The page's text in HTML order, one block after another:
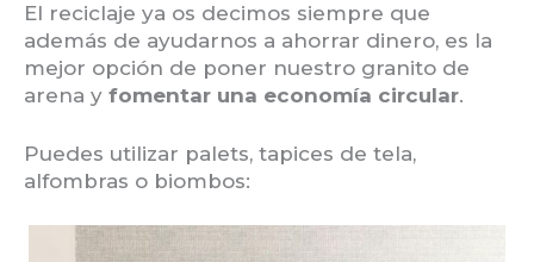
El reciclaje ya os decimos siempre que
además de ayudarnos a ahorrar dinero, es la
mejor opción de poner nuestro granito de
arena y fomentar una economía circular.
Puedes utilizar palets, tapices de tela,
alfombras o biombos: